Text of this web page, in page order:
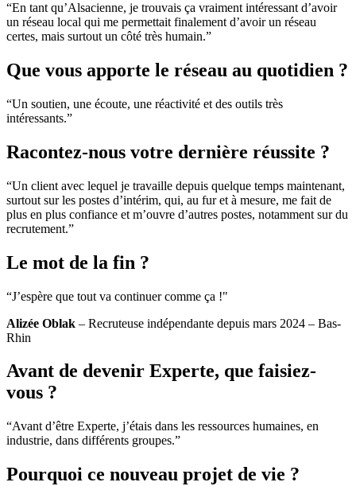
“En tant qu’Alsacienne, je trouvais ça vraiment intéressant d’avoir
un réseau local qui me permettait finalement d’avoir un réseau
certes, mais surtout un côté très humain.”
Que vous apporte le réseau au quotidien ?
“Un soutien, une écoute, une réactivité et des outils très
intéressants.”
Racontez-nous votre dernière réussite ?
“Un client avec lequel je travaille depuis quelque temps maintenant,
surtout sur les postes d’intérim, qui, au fur et à mesure, me fait de
plus en plus confiance et m’ouvre d’autres postes, notamment sur du
recrutement.”
Le mot de la fin ?
“J’espère que tout va continuer comme ça !"
Alizée Oblak – Recruteuse indépendante depuis mars 2024 – Bas-
Rhin
Avant de devenir Experte, que faisiez-
vous ?
“Avant d’être Experte, j’étais dans les ressources humaines, en
industrie, dans différents groupes.”
Pourquoi ce nouveau projet de vie ?